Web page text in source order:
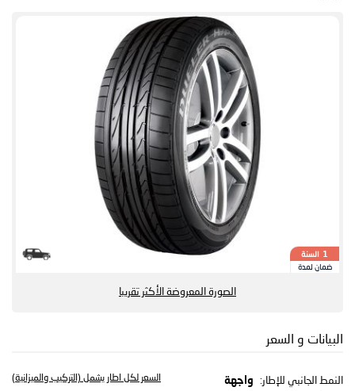
1 السنة
ضمان لمدة
الصورة المعروضة الأكثر تقريبا
البيانات و السعر
النمط الجانبي للإطار:
واجهة
السعر لكل اطار يشمل (التركيب والميزانية)